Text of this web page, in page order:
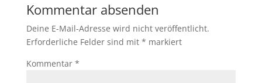
Kommentar absenden
Deine E-Mail-Adresse wird nicht veröffentlicht.
Erforderliche Felder sind mit * markiert
Kommentar *